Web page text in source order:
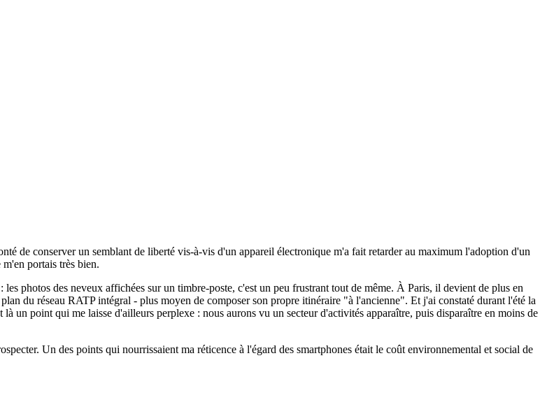
de conserver un semblant de liberté vis-à-vis d'un appareil électronique m'a fait retarder au maximum l'adoption d'un
portais très bien.
photos des neveux affichées sur un timbre-poste, c'est un peu frustrant tout de même. À Paris, il devient de plus en
du réseau RATP intégral - plus moyen de composer son propre itinéraire "à l'ancienne". Et j'ai constaté durant l'été la
un point qui me laisse d'ailleurs perplexe : nous aurons vu un secteur d'activités apparaître, puis disparaître en moins de
Un des points qui nourrissaient ma réticence à l'égard des smartphones était le coût environnemental et social de